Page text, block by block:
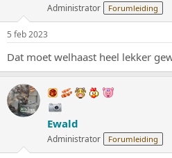
e
:
Administrator Forumleiding
5 feb 2023
Dat moet welhaast heel lekker
Ewald
Administrator Forumleiding